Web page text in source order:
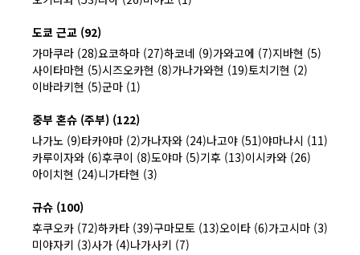
도쿄 근교 (92)
가마쿠라 (28)요코하마 (27)하코네 (9)가와고에 (7)지바현 (5)
사이타마현 (5)시즈오카현 (8)가나가와현 (19)토치기현 (2)
이바라키현 (5)군마 (1)
중부 혼슈 (주부) (122)
나가노 (9)타카야마 (2)가나자와 (24)나고야 (51)야마나시 (11)
카루이자와 (6)후쿠이 (8)도야마 (5)기후 (13)이시카와 (26)
아이치현 (24)니가타현 (3)
규슈 (100)
후쿠오카 (72)하카타 (39)구마모토 (13)오이타 (6)가고시마 (3)
미야자키 (3)사가 (4)나가사키 (7)